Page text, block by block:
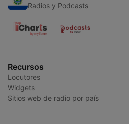
Radios y Podcasts
Recursos
Locutores
Widgets
Sitios web de radio por país